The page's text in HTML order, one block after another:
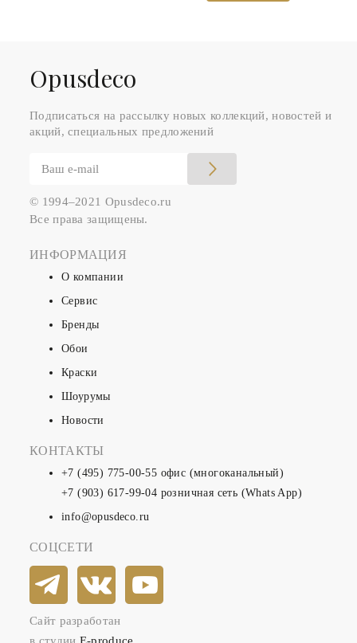
Оpusdeco
Подписаться на рассылку новых коллекций, новостей и
акций, специальных предложений
© 1994–2021 Opusdeco.ru
Все права защищены.
ИНФОРМАЦИЯ
О компании
Сервис
Бренды
Обои
Краски
Шоурумы
Новости
КОНТАКТЫ
+7 (495) 775-00-55 офис (многоканальный)
+7 (903) 617-99-04 розничная сеть (Whats App)
info@opusdeco.ru
СОЦСЕТИ
Сайт разработан